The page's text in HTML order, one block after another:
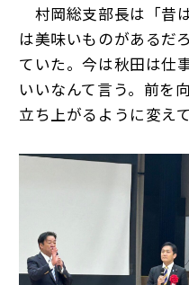
村岡総支部長は「昔
は美味いものがあるだ
ていた。今は秋田は仕
いいなんて言う。前を
立ち上がるように変え